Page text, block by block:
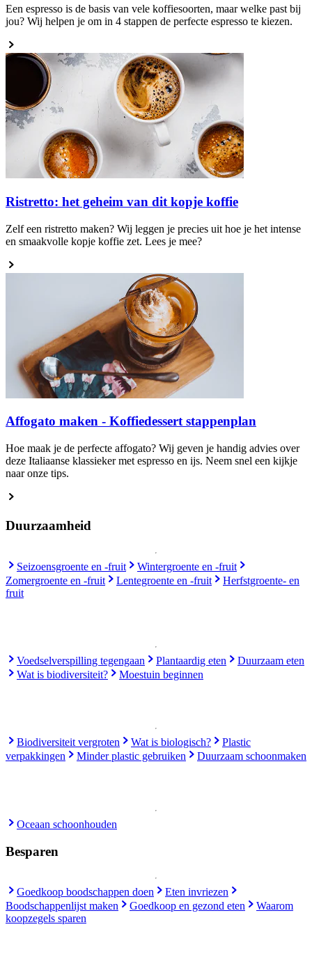
Een espresso is de basis van vele koffiesoorten, maar welke past bij
jou? Wij helpen je om in 4 stappen de perfecte espresso te kiezen.
Ristretto: het geheim van dit kopje koffie
Zelf een ristretto maken? Wij leggen je precies uit hoe je het intense
en smaakvolle kopje koffie zet. Lees je mee?
Affogato maken - Koffiedessert stappenplan
Hoe maak je de perfecte affogato? Wij geven je handig advies over
deze Italiaanse klassieker met espresso en ijs. Neem snel een kijkje
naar onze tips.
Duurzaamheid
Seizoensgroente en -fruit
Wintergroente en -fruit
Zomergroente en -fruit
Lentegroente en -fruit
Herfstgroente- en
fruit
Voedselverspilling tegengaan Plantaardig eten
Duurzaam eten
Wat is biodiversiteit?
Moestuin beginnen
Biodiversiteit vergroten Wat is biologisch?
Plastic
verpakkingen
Minder plastic gebruiken Duurzaam schoonmaken
Oceaan schoonhouden
Besparen
Goedkoop boodschappen doen
Eten invriezen
Boodschappenlijst maken
Goedkoop en gezond eten
Waarom
koopzegels sparen